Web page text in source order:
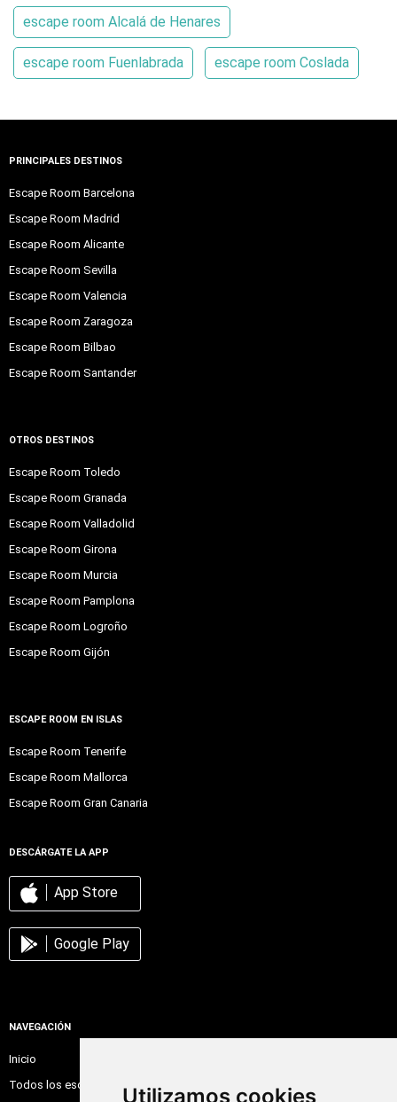
Utilizamos cookies
escape room Alcalá de Henares
escape room Fuenlabrada escape room Coslada
PRINCIPALES DESTINOS
Escape Room Barcelona
Escape Room Madrid
Escape Room Alicante
Escape Room Sevilla
Escape Room Valencia
Escape Room Zaragoza
Escape Room Bilbao
Escape Room Santander
OTROS DESTINOS
Escape Room Toledo
Escape Room Granada
Escape Room Valladolid
Escape Room Girona
Escape Room Murcia
Escape Room Pamplona
Escape Room Logroño
Escape Room Gijón
ESCAPE ROOM EN ISLAS
Escape Room Tenerife
Escape Room Mallorca
Escape Room Gran Canaria
DESCÁRGATE LA APP
App Store
Google Play
NAVEGACIÓN
Inicio
Todos los escape room